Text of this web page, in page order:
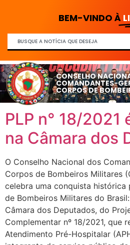
BEM-VINDO À
CONSELHO
COMANDANTES-
CORPOS DE
PLP n° 18/2021
na Câmara dos
O Conselho Nacional dos
Corpos de Bombeiros Militares
celebra uma conquista
de Bombeiros Militares do
Câmara dos Deputados, do
Complementar nº 18/2021, que
Atendimento Pré-Hospitalar